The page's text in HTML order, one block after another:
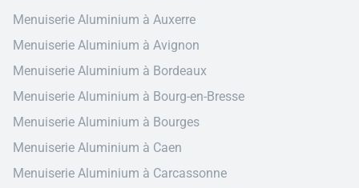
Menuiserie Aluminium à Auxerre
Menuiserie Aluminium à Avignon
Menuiserie Aluminium à Bordeaux
Menuiserie Aluminium à Bourg-en-Bresse
Menuiserie Aluminium à Bourges
Menuiserie Aluminium à Caen
Menuiserie Aluminium à Carcassonne